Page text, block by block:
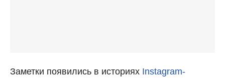
Заметки появились в историях Instagram-